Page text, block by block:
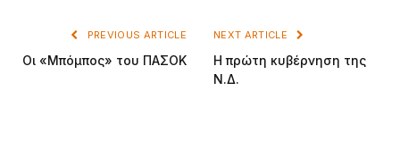
PREVIOUS ARTICLE
Οι «Μπόμπος» του ΠΑΣΟΚ
NEXT ARTICLE
Η πρώτη κυβέρνηση της
Ν.Δ.